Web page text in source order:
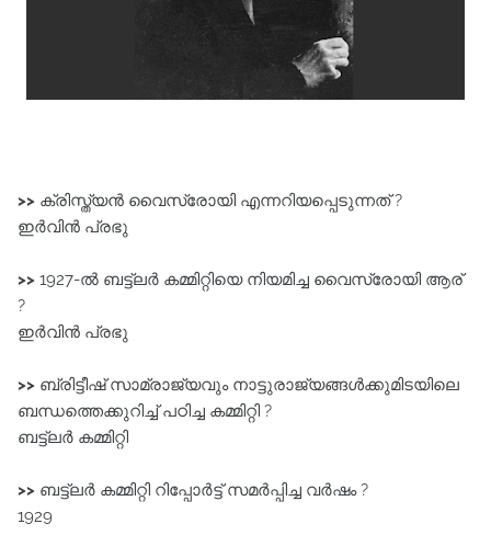
>> ക്രിസ്ത്യൻ വൈസ്രോയി എന്നറിയപ്പെടുന്നത് ?
ഇർവിൻ പ്രഭു
>> 1927-ൽ ബട്ട്‌ലർ കമ്മിറ്റിയെ നിയമിച്ച വൈസ്രോയി ആര്
?
ഇർവിൻ പ്രഭു
>> ബ്രിട്ടീഷ്‌ സാമ്രാജ്യവും നാട്ടുരാജ്യങ്ങൾക്കുമിടയിലെ
ബന്ധത്തെക്കുറിച്ച്‌ പഠിച്ച കമ്മിറ്റി ?
ബട്ട്ലർ കമ്മിറ്റി
>> ബട്ട്‌ലർ കമ്മിറ്റി റിപ്പോർട്ട്‌ സമർപ്പിച്ച വർഷം ?
1929